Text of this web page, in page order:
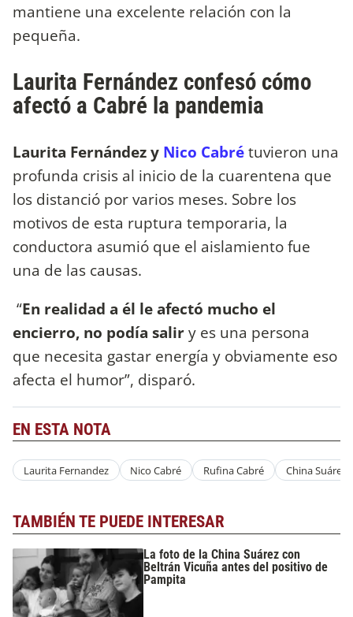
mantiene una excelente relación con la
pequeña.
Laurita Fernández confesó cómo
afectó a Cabré la pandemia
Laurita Fernández y Nico Cabrétuvieron una
profunda crisis al inicio de la cuarentena que
los distanció por varios meses. Sobre los
motivos de esta ruptura temporaria, la
conductora asumió que el aislamiento fue
una de las causas.
“En realidad a él le afectó mucho el
encierro, no podía saliry es una persona
que necesita gastar energía y obviamente eso
afecta el humor”, disparó.
EN ESTA NOTA
Laurita Fernandez Nico Cabré Rufina Cabré China Suárez
TAMBIÉN TE PUEDE INTERESAR
La foto de la China Suárez con
Beltrán Vicuña antes del positivo de
Pampita